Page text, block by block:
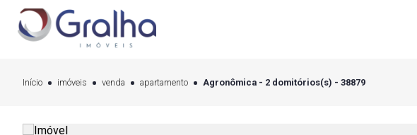
Início imóveis venda apartamento Agronômica - 2 domitórios(s) - 38879